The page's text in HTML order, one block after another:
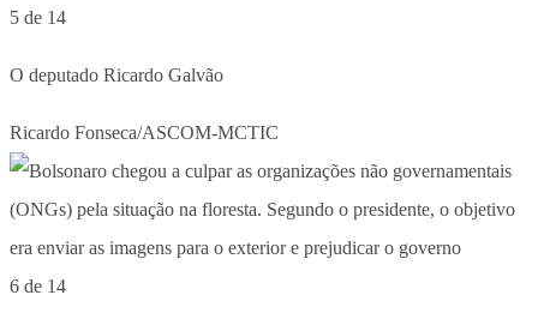
5 de 14
O deputado Ricardo Galvão
Ricardo Fonseca/ASCOM-MCTIC
6 de 14